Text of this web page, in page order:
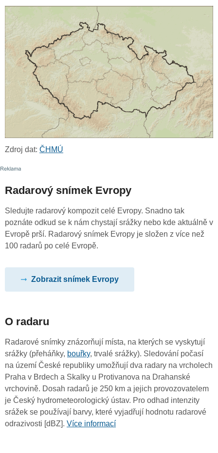
Zdroj dat: ČHMÚ
Radarový snímek Evropy
Sledujte radarový kompozit celé Evropy. Snadno tak
poznáte odkud se k nám chystají srážky nebo kde aktuálně v
Evropě prší. Radarový snímek Evropy je složen z více než
100 radarů po celé Evropě.
Zobrazit snímek Evropy
O radaru
Radarové snímky znázorňují místa, na kterých se vyskytují
srážky (přeháňky, bouřky, trvalé srážky). Sledování počasí
na území České republiky umožňují dva radary na vrcholech
Praha v Brdech a Skalky u Protivanova na Drahanské
vrchovině. Dosah radarů je 250 km a jejich provozovatelem
je Český hydrometeorologický ústav. Pro odhad intenzity
srážek se používají barvy, které vyjadřují hodnotu radarové
odrazivosti [dBZ]. Více informací